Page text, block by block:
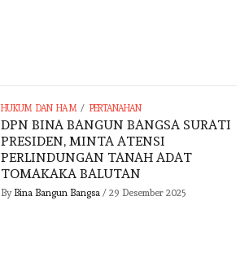
HUKUM DAN HAM / PERTANAHAN
DPN BINA BANGUN BANGSA SURATI
PRESIDEN, MINTA ATENSI
PERLINDUNGAN TANAH ADAT
TOMAKAKA BALUTAN
By Bina Bangun Bangsa/ 29 Desember 2025